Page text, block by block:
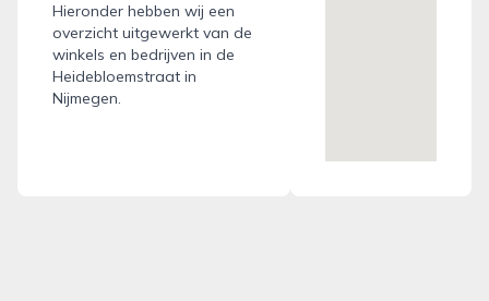
Hieronder hebben wij een
overzicht uitgewerkt van de
winkels en bedrijven in de
Heidebloemstraat in
Nijmegen.